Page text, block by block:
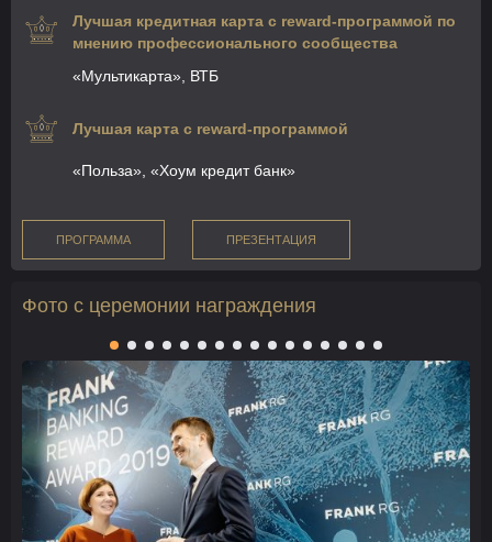
Лучшая кредитная карта с reward-программой по
мнению профессионального сообщества
«Мультикарта», ВТБ
Лучшая карта с reward-программой
«Польза», «Хоум кредит банк»
ПРОГРАММА ПРЕЗЕНТАЦИЯ
Фото с церемонии награждения